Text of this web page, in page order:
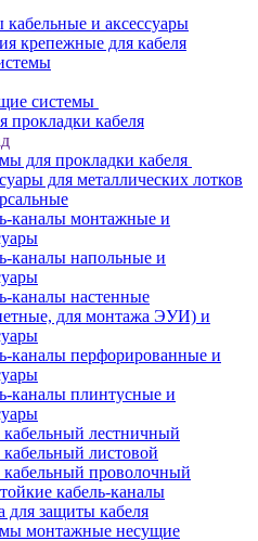
и аксессуары
крепежные для кабеля
системы
прокладки кабеля
для прокладки кабеля
для металлических лотков
каналы монтажные и
каналы напольные и
каналы настенные
для монтажа ЭУИ) и
каналы перфорированные и
каналы плинтусные и
кабельный лестничный
листовой
кабельный проволочный
кабель-каналы
для защиты кабеля
монтажные несущие